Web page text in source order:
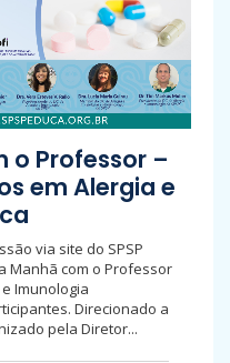
o Professor –
em Alergia e
via site do SPSP
Manhã com o Professor
Imunologia
Direcionado a
pela Diretor...